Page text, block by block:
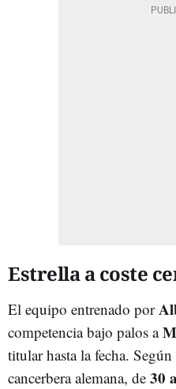
Estrella a coste
El equipo entrenado por
competencia bajo palos a
titular hasta la fecha.
cancerbera alemana, de 30